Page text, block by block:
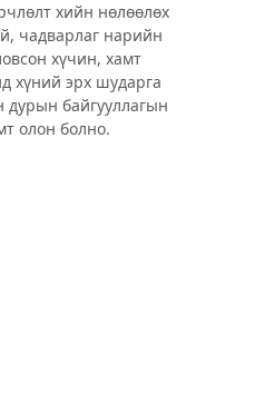
хийн нөлөөлөх
чадварлаг нарийн
хүчин, хамт
хүний эрх шударга
дурын байгууллагын
олон болно.